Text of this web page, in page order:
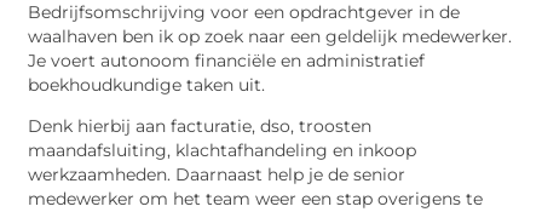
Bedrijfsomschrijving voor een opdrachtgever in de
waalhaven ben ik op zoek naar een geldelijk medewerker.
Je voert autonoom financiële en administratief
boekhoudkundige taken uit.
Denk hierbij aan facturatie, dso, troosten
maandafsluiting, klachtafhandeling en inkoop
werkzaamheden. Daarnaast help je de senior
medewerker om het team weer een stap overigens te